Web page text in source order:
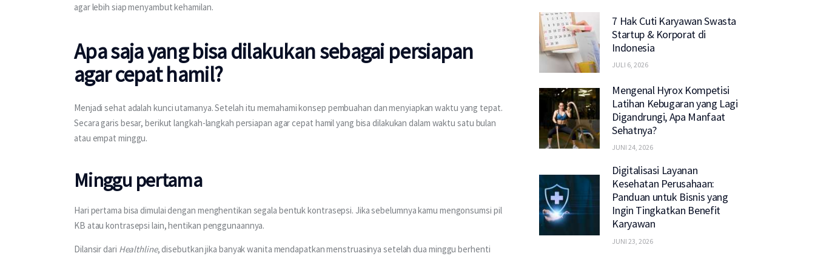
agar lebih siap menyambut kehamilan.
Apa saja yang bisa dilakukan sebagai persiapan
agar cepat hamil?
Menjadi sehat adalah kunci utamanya. Setelah itu memahami konsep pembuahan dan menyiapkan waktu yang tepat.
Secara garis besar, berikut langkah-langkah persiapan agar cepat hamil yang bisa dilakukan dalam waktu satu bulan
atau empat minggu.
Minggu pertama
Hari pertama bisa dimulai dengan menghentikan segala bentuk kontrasepsi. Jika sebelumnya kamu mengonsumsi pil
KB atau kontrasepsi lain, hentikan penggunaannya.
Dilansir dari Healthline, disebutkan jika banyak wanita mendapatkan menstruasinya setelah dua minggu berhenti
7 Hak Cuti Karyawan Swasta
Startup & Korporat di
Indonesia
JULI 6, 2026
Mengenal Hyrox Kompetisi
Latihan Kebugaran yang Lagi
Digandrungi, Apa Manfaat
Sehatnya?
JUNI 24, 2026
Digitalisasi Layanan
Kesehatan Perusahaan:
Panduan untuk Bisnis yang
Ingin Tingkatkan Benefit
Karyawan
JUNI 23, 2026